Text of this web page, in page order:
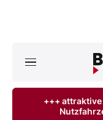
Anlageprodukte
+++